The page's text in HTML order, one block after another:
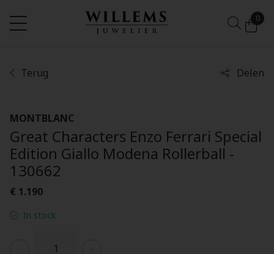
0
Terug Delen
MONTBLANC
Great Characters Enzo Ferrari Special
Edition Giallo Modena Rollerball -
130662
€ 1.190
In stock